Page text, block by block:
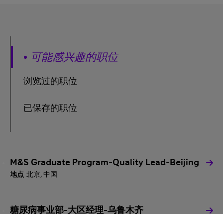
可能感兴趣的职位
浏览过的职位
已保存的职位
M&S Graduate Program-Quality Lead-Beijing
北京, 中国
糖尿病事业部-大区经理-乌鲁木齐